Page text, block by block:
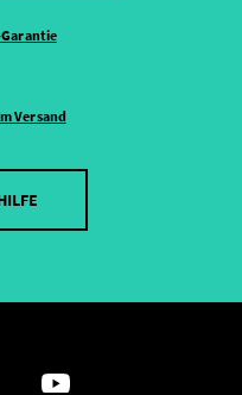
Garantie
Versand